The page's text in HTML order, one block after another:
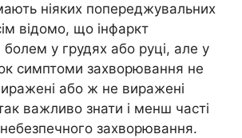
ніяких попереджувальних
відомо, що інфаркт
болем у грудях або руці, але у
симптоми захворювання не
або ж не виражені
важливо знати і менш часті
захворювання.